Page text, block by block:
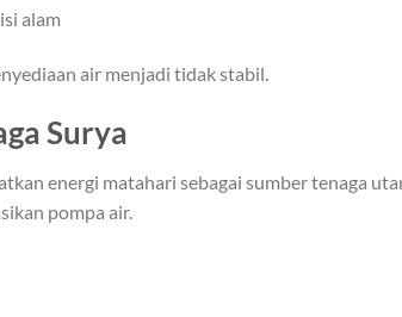
alam
air menjadi tidak stabil.
Surya
energi matahari sebagai sumber tenaga
pompa air.